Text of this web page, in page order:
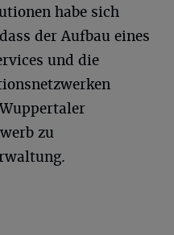
habe sich
der Aufbau eines
und die
zu